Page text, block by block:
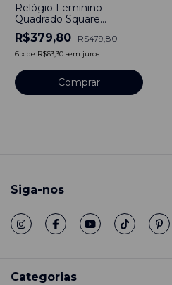
Relógio Feminino
Quadrado Square
Minimalista Bays Unitone
Pulseira Prata + Pulseira
Nylon Nato Listras 40mm
R$379,80 R$479,80
6 x de R$63,30 sem juros
Comprar
Siga-nos
Categorias